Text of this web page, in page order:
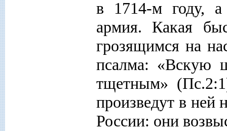
в 1714-м году, а
армия. Какая
грозящимся на
псалма: «Вскую
тщетным»
произведут в ней
России: они